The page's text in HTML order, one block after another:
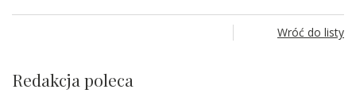
Wróć do listy
Redakcja poleca